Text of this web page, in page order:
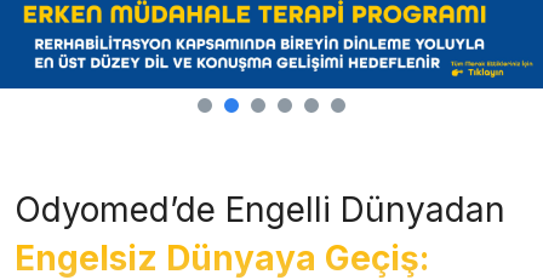
Odyomed’de Engelli Dünyadan
Engelsiz Dünyaya Geçiş: